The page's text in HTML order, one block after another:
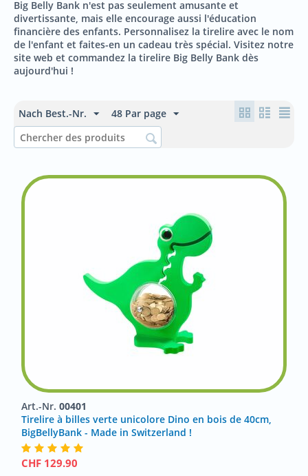
Big Belly Bank n'est pas seulement amusante et
divertissante, mais elle encourage aussi l'éducation
financière des enfants. Personnalisez la tirelire avec le nom
de l'enfant et faites-en un cadeau très spécial. Visitez notre
site web et commandez la tirelire Big Belly Bank dès
aujourd'hui !
Nach Best.-Nr. 48 Par page
Art.-Nr. 00401
Tirelire à billes verte unicolore Dino en bois de 40cm,
BigBellyBank - Made in Switzerland !
CHF 129.90